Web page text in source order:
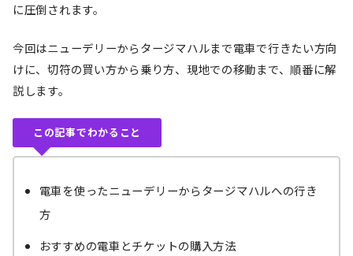
に圧倒されます。
今回はニューデリーからタージマハルまで電車で行きたい方向
けに、切符の買い方から乗り方、現地での移動まで、順番に解
説します。
この記事でわかること
電車を使ったニューデリーからタージマハルへの行き
方
おすすめの電車とチケットの購入方法